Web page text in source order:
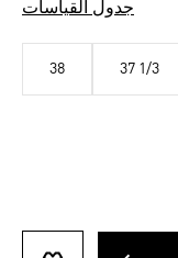
جدول القياسات
37 1/3
38